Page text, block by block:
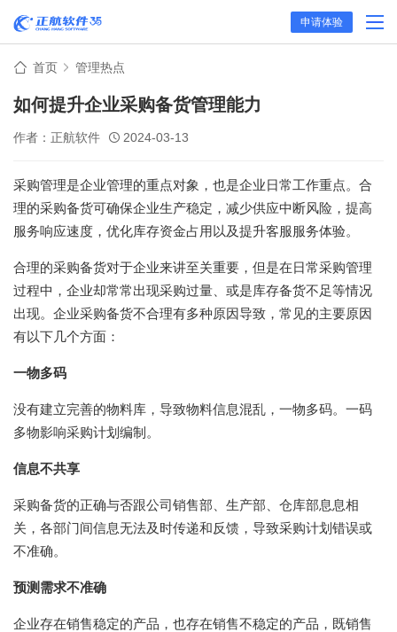
申请体验
首页 管理热点
如何提升企业采购备货管理能力
作者：正航软件 2024-03-13
采购管理是企业管理的重点对象，也是企业日常工作重点。合
理的采购备货可确保企业生产稳定，减少供应中断风险，提高
服务响应速度，优化库存资金占用以及提升客服服务体验。
合理的采购备货对于企业来讲至关重要，但是在日常采购管理
过程中，企业却常常出现采购过量、或是库存备货不足等情况
出现。企业采购备货不合理有多种原因导致，常见的主要原因
有以下几个方面：
一物多码
没有建立完善的物料库，导致物料信息混乱，一物多码。一码
多物影响采购计划编制。
信息不共享
采购备货的正确与否跟公司销售部、生产部、仓库部息息相
关，各部门间信息无法及时传递和反馈，导致采购计划错误或
不准确。
预测需求不准确
企业存在销售稳定的产品，也存在销售不稳定的产品，既销售